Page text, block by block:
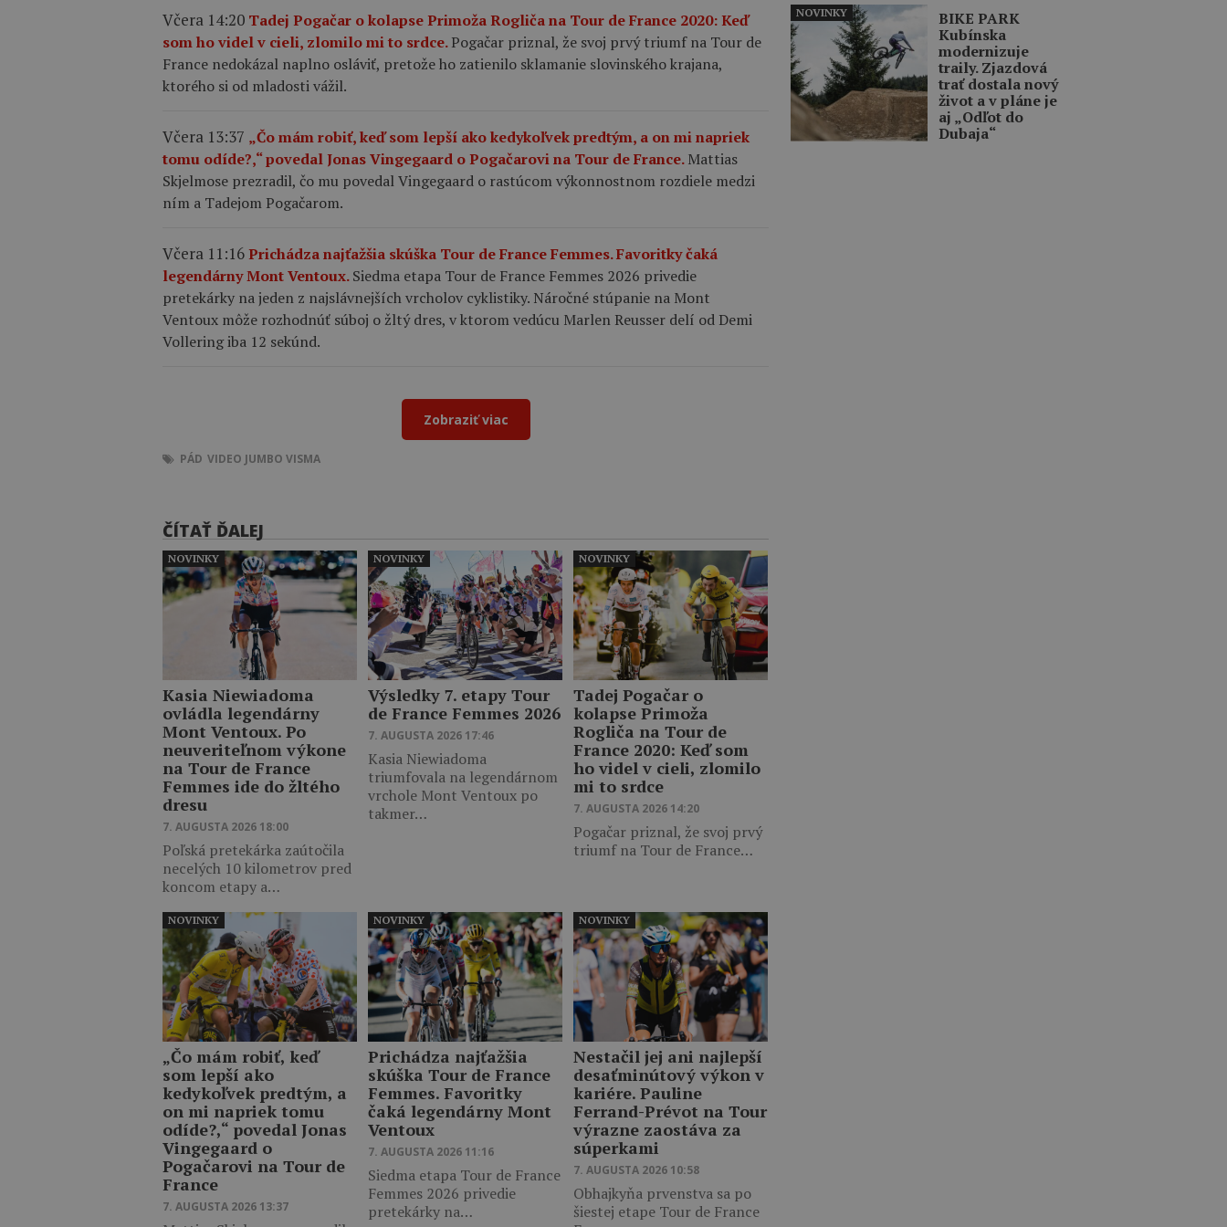
Včera 14:20 Tadej Pogačar o kolapse Primoža Rogliča na Tour de France 2020: Keď
som ho videl v cieli, zlomilo mi to srdce.Pogačar priznal, že svoj prvý triumf na Tour de
France nedokázal naplno osláviť, pretože ho zatienilo sklamanie slovinského krajana,
ktorého si od mladosti vážil.
Včera 13:37 „Čo mám robiť, keď som lepší ako kedykoľvek predtým, a on mi napriek
tomu odíde?,“ povedal Jonas Vingegaard o Pogačarovi na Tour de France.Mattias
Skjelmose prezradil, čo mu povedal Vingegaard o rastúcom výkonnostnom rozdiele medzi
ním a Tadejom Pogačarom.
Včera 11:16Prichádza najťažšia skúška Tour de France Femmes. Favoritky čaká
legendárny Mont Ventoux.Siedma etapa Tour de France Femmes 2026 privedie
pretekárky na jeden z najslávnejších vrcholov cyklistiky. Náročné stúpanie na Mont
Ventoux môže rozhodnúť súboj o žltý dres, v ktorom vedúcu Marlen Reusser delí od Demi
Vollering iba 12 sekúnd.
Zobraziť viac
PÁD VIDEO JUMBO VISMA
ČÍTAŤ ĎALEJ
Kasia Niewiadoma
ovládla legendárny
Mont Ventoux. Po
neuveriteľnom výkone
na Tour de France
Femmes ide do žltého
dresu
7. AUGUSTA 2026 18:00
Poľská pretekárka zaútočila
necelých 10 kilometrov pred
koncom etapy a…
NOVINKY
Výsledky 7. etapy Tour
de France Femmes 2026
7. AUGUSTA 2026 17:46
Kasia Niewiadoma
triumfovala na legendárnom
vrchole Mont Ventoux po
takmer…
NOVINKY
Tadej Pogačar o
kolapse Primoža
Rogliča na Tour de
France 2020: Keď som
ho videl v cieli, zlomilo
mi to srdce
7. AUGUSTA 2026 14:20
Pogačar priznal, že svoj prvý
triumf na Tour de France…
NOVINKY
„Čo mám robiť, keď
som lepší ako
kedykoľvek predtým, a
on mi napriek tomu
odíde?,“ povedal Jonas
Vingegaard o
Pogačarovi na Tour de
France
7. AUGUSTA 2026 13:37
NOVINKY
Prichádza najťažšia
skúška Tour de France
Femmes. Favoritky
čaká legendárny Mont
Ventoux
7. AUGUSTA 2026 11:16
Siedma etapa Tour de France
Femmes 2026 privedie
pretekárky na…
NOVINKY
Nestačil jej ani najlepší
desaťminútový výkon v
kariére. Pauline
Ferrand-Prévot na Tour
výrazne zaostáva za
súperkami
7. AUGUSTA 2026 10:58
Obhajkyňa prvenstva sa po
šiestej etape Tour de France
NOVINKY
BIKE PARK
Kubínska
modernizuje
traily. Zjazdová
trať dostala nový
život a v pláne je
aj „Odľot do
Dubaja“
NOVINKY